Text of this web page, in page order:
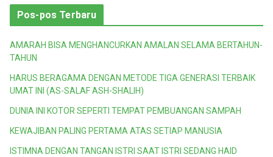
Pos-pos Terbaru
AMARAH BISA MENGHANCURKAN AMALAN SELAMA BERTAHUN-
TAHUN
HARUS BERAGAMA DENGAN METODE TIGA GENERASI TERBAIK
UMAT INI (AS-SALAF ASH-SHALIH)
DUNIA INI KOTOR SEPERTI TEMPAT PEMBUANGAN SAMPAH
KEWAJIBAN PALING PERTAMA ATAS SETIAP MANUSIA
ISTIMNA DENGAN TANGAN ISTRI SAAT ISTRI SEDANG HAID